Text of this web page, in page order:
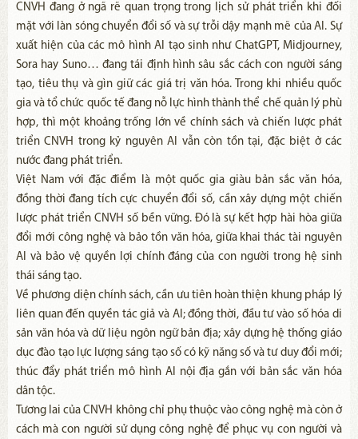
CNVH đang ở ngã rẽ quan trọng trong lịch sử phát triển khi đối
mặt với làn sóng chuyển đổi số và sự trỗi dậy mạnh mẽ của AI. Sự
xuất hiện của các mô hình AI tạo sinh như ChatGPT, Midjourney,
Sora hay Suno… đang tái định hình sâu sắc cách con người sáng
tạo, tiêu thụ và gìn giữ các giá trị văn hóa. Trong khi nhiều quốc
gia và tổ chức quốc tế đang nỗ lực hình thành thể chế quản lý phù
hợp, thì một khoảng trống lớn về chính sách và chiến lược phát
triển CNVH trong kỷ nguyên AI vẫn còn tồn tại, đặc biệt ở các
nước đang phát triển.
Việt Nam với đặc điểm là một quốc gia giàu bản sắc văn hóa,
đồng thời đang tích cực chuyển đổi số, cần xây dựng một chiến
lược phát triển CNVH số bền vững. Đó là sự kết hợp hài hòa giữa
đổi mới công nghệ và bảo tồn văn hóa, giữa khai thác tài nguyên
AI và bảo vệ quyền lợi chính đáng của con người trong hệ sinh
thái sáng tạo.
Về phương diện chính sách, cần ưu tiên hoàn thiện khung pháp lý
liên quan đến quyền tác giả và AI; đồng thời, đầu tư vào số hóa di
sản văn hóa và dữ liệu ngôn ngữ bản địa; xây dựng hệ thống giáo
dục đào tạo lực lượng sáng tạo số có kỹ năng số và tư duy đổi mới;
thúc đẩy phát triển mô hình AI nội địa gắn với bản sắc văn hóa
dân tộc.
Tương lai của CNVH không chỉ phụ thuộc vào công nghệ mà còn ở
cách mà con người sử dụng công nghệ để phục vụ con người và